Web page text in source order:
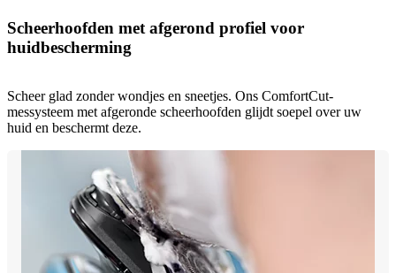
Scheerhoofden met afgerond profiel voor
huidbescherming
Scheer glad zonder wondjes en sneetjes. Ons ComfortCut-
messysteem met afgeronde scheerhoofden glijdt soepel over uw
huid en beschermt deze.